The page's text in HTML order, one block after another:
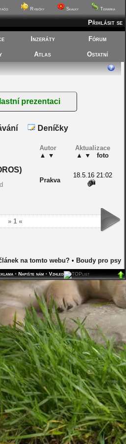
Rybičky Skalky Terárka
Přihlásit se
Inzeráty Fórum
Atlas
Ostatní
Deníčky
Autor
▲ ▼
Aktualizace
▲ ▼ foto
Prakva
18.5.16 21:02
» 1 «
na tomto webu? • Boudy pro psy
•Napište nám •Vzhled